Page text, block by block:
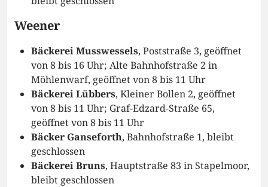
Weener
Bäckerei Musswessels, Poststraße 3, geöffnet
von 8 bis 16 Uhr; Alte Bahnhofstraße 2 in
Möhlenwarf, geöffnet von 8 bis 11 Uhr
Bäckerei Lübbers, Kleiner Bollen 2, geöffnet
von 8 bis 11 Uhr; Graf-Edzard-Straße 65,
geöffnet von 8 bis 11 Uhr
Bäcker Ganseforth, Bahnhofstraße 1, bleibt
geschlossen
Bäckerei Bruns, Hauptstraße 83 in Stapelmoor,
bleibt geschlossen